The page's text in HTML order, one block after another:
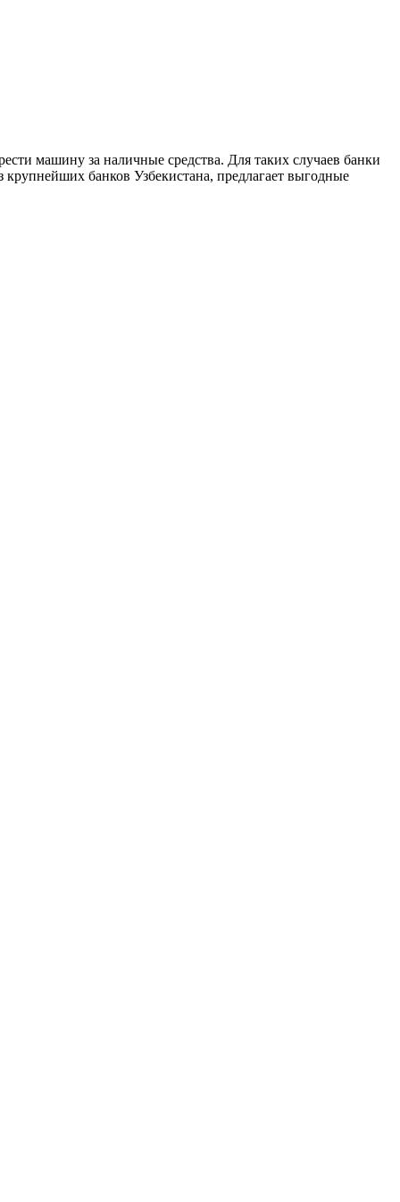
машину за наличные средства. Для таких случаев банки
крупнейших банков Узбекистана, предлагает выгодные